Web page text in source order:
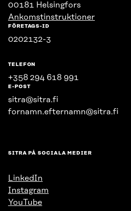
00181 Helsingfors
Ankomstinstruktioner
FÖRETAGS-ID
0202132-3
TELEFON
+358 294 618 991
E-POST
sitra@sitra.fi
fornamn.efternamn@sitra.fi
SITRA PÅ SOCIALA MEDIER
LinkedIn
Instagram
YouTube